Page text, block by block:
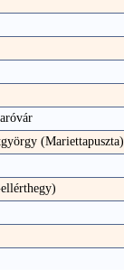
(Mariettapuszta)